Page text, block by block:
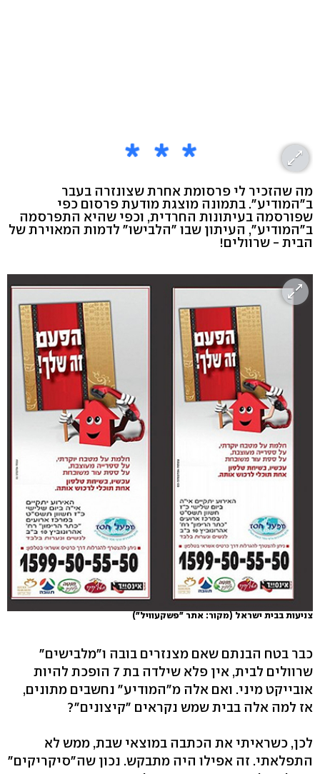
מה שהזכיר לי פרסומת אחרת שצונזרה בעבר
ב"המודיע". בתמונה מוצגת מודעת פרסום כפי
שפורסמה בעיתונות החרדית, וכפי שהיא התפרסמה
ב"המודיע", העיתון שבו "הלבישו" לדמות המאוירת של
הבית - שרוולים!
צניעות בבית ישראל (מקור: אתר "פשקעוויל")
כבר בטח הבנתם שאם מצנזרים בובה ו"מלבישים"
שרוולים לבית, אין פלא שילדה בת 7 הופכת להיות
אובייקט מיני. ואם אלה מ"המודיע" נחשבים מתונים,
אז למה אלה בבית שמש נקראים "קיצונים"?
לכן, כשראיתי את הכתבה במוצאי שבת, ממש לא
התפלאתי. זה אפילו היה מתבקש. נכון שה"סיקריקים"